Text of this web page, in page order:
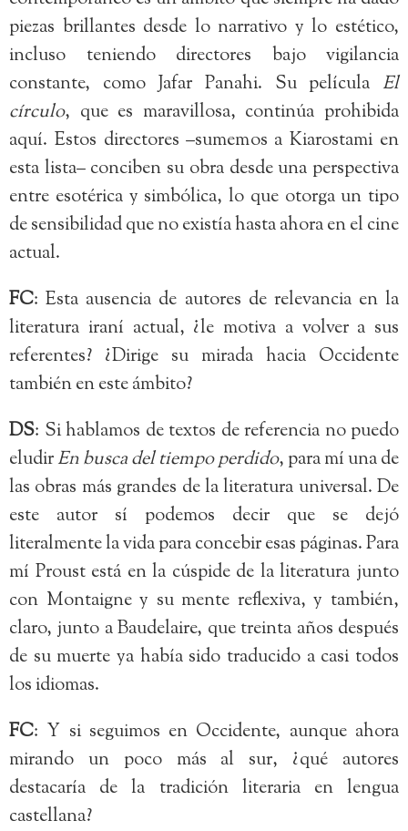
piezas brillantes desde lo narrativo y lo estético,
incluso teniendo directores bajo vigilancia
constante, como Jafar Panahi. Su película El
círculo, que es maravillosa, continúa prohibida
aquí. Estos directores –sumemos a Kiarostami en
esta lista– conciben su obra desde una perspectiva
entre esotérica y simbólica, lo que otorga un tipo
de sensibilidad que no existía hasta ahora en el cine
actual.
FC: Esta ausencia de autores de relevancia en la
literatura iraní actual, ¿le motiva a volver a sus
referentes? ¿Dirige su mirada hacia Occidente
también en este ámbito?
DS: Si hablamos de textos de referencia no puedo
eludirEn busca del tiempo perdido, para mí una de
las obras más grandes de la literatura universal. De
este autor sí podemos decir que se dejó
literalmente la vida para concebir esas páginas. Para
mí Proust está en la cúspide de la literatura junto
con Montaigne y su mente reflexiva, y también,
claro, junto a Baudelaire, que treinta años después
de su muerte ya había sido traducido a casi todos
los idiomas.
FC: Y si seguimos en Occidente, aunque ahora
mirando un poco más al sur, ¿qué autores
destacaría de la tradición literaria en lengua
castellana?